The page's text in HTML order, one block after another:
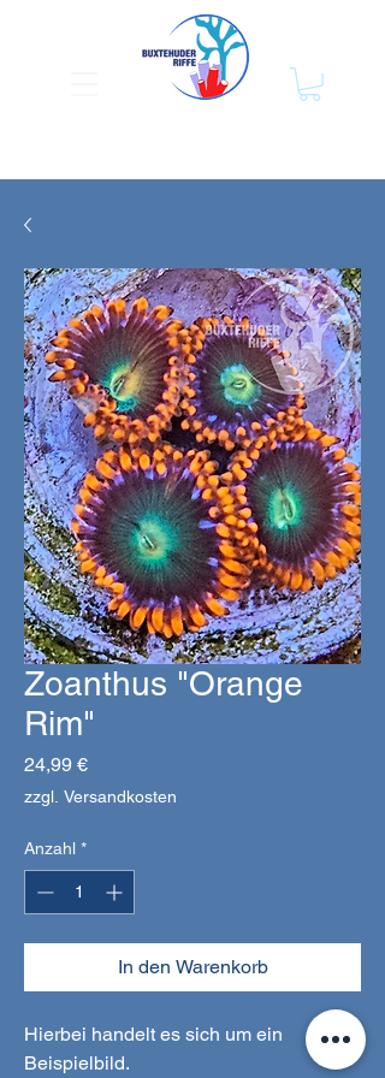
Zoanthus "Orange
Rim"
24,99 €Preis
zzgl. Versandkosten
Anzahl *
In den Warenkorb
Hierbei handelt es sich um ein
Beispielbild.